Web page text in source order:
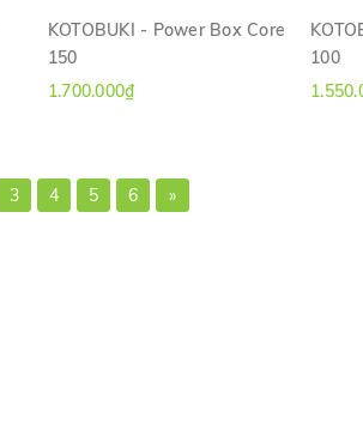
XEM NHANH
KOTOBUKI - Power Box Core
150
1.700.000₫
100
3 4 5 6 »